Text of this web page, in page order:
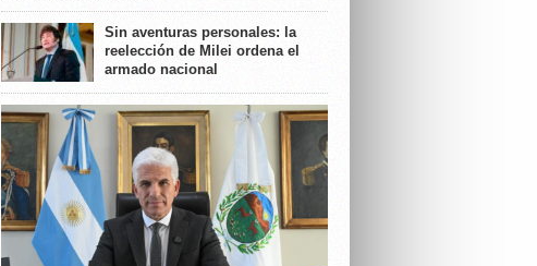
Sin aventuras personales: la
reelección de Milei ordena el
armado nacional